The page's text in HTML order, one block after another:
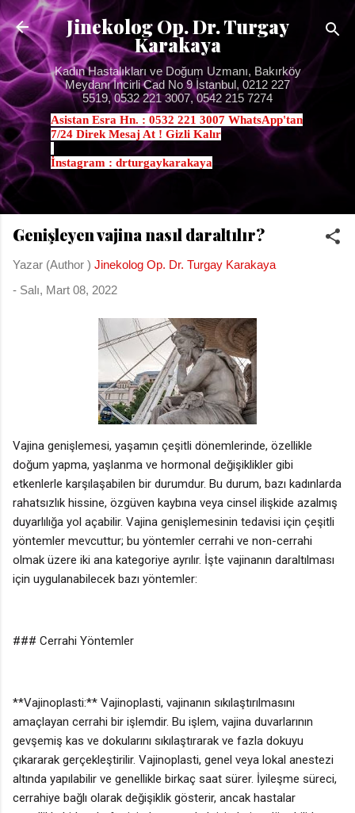
Ana içeriğe atla
Jinekolog Op. Dr. Turgay
Karakaya
Kadın Hastalıkları ve Doğum Uzmanı, Bakırköy
Meydanı İncirli Cad No 9 İstanbul, 0212 227
5519, 0532 221 3007, 0542 215 7274
Asistan Esra Hn. : 0532 221 3007 WhatsApp'tan
7/24 Direk Mesaj At ! Gizli Kalır
İnstagram : drturgaykarakaya
Genişleyen vajina nasıl daraltılır?
Yazar (Author ) Jinekolog Op. Dr. Turgay Karakaya
- Salı, Mart 08, 2022
Vajina genişlemesi, yaşamın çeşitli dönemlerinde, özellikle
doğum yapma, yaşlanma ve hormonal değişiklikler gibi
etkenlerle karşılaşabilen bir durumdur. Bu durum, bazı kadınlarda
rahatsızlık hissine, özgüven kaybına veya cinsel ilişkide azalmış
duyarlılığa yol açabilir. Vajina genişlemesinin tedavisi için çeşitli
yöntemler mevcuttur; bu yöntemler cerrahi ve non-cerrahi
olmak üzere iki ana kategoriye ayrılır. İşte vajinanın daraltılması
için uygulanabilecek bazı yöntemler:
### Cerrahi Yöntemler
**Vajinoplasti:** Vajinoplasti, vajinanın sıkılaştırılmasını
amaçlayan cerrahi bir işlemdir. Bu işlem, vajina duvarlarının
gevşemiş kas ve dokularını sıkılaştırarak ve fazla dokuyu
çıkararak gerçekleştirilir. Vajinoplasti, genel veya lokal anestezi
altında yapılabilir ve genellikle birkaç saat sürer. İyileşme süreci,
cerrahiye bağlı olarak değişiklik gösterir, ancak hastalar